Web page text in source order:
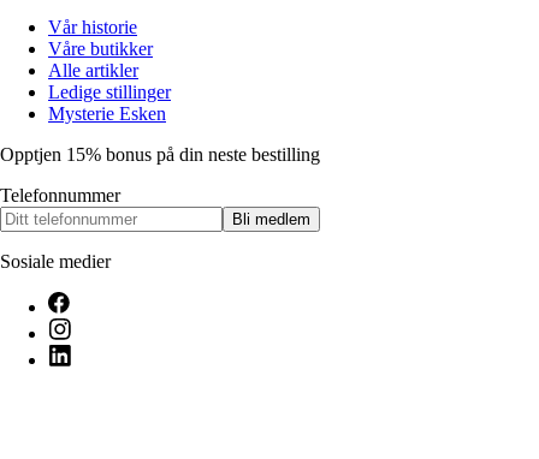
Vår historie
Våre butikker
Alle artikler
Ledige stillinger
Mysterie Esken
Opptjen 15% bonus på din neste bestilling
Telefonnummer
Bli medlem
Sosiale medier